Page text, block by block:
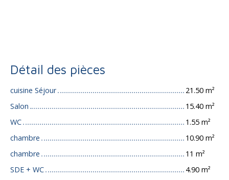
Détail des pièces
cuisine Séjour
21.50 m²
Salon
15.40 m²
WC
1.55 m²
chambre
10.90 m²
chambre
11 m²
SDE + WC
4.90 m²